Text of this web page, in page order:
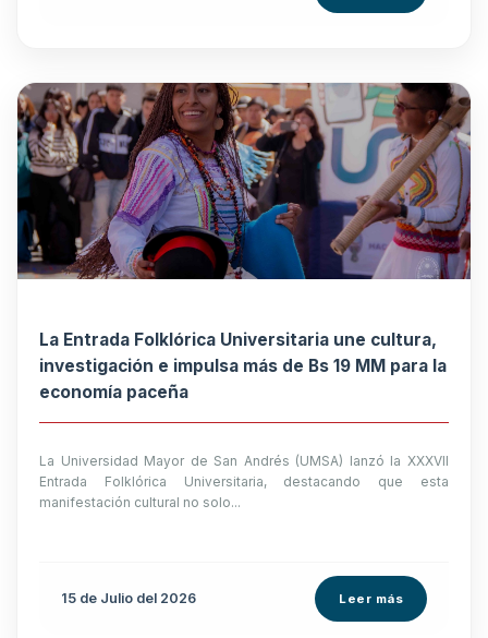
La Entrada Folklórica Universitaria une cultura,
investigación e impulsa más de Bs 19 MM para la
economía paceña
La Universidad Mayor de San Andrés (UMSA) lanzó la XXXVII
Entrada Folklórica Universitaria, destacando que esta
manifestación cultural no solo...
15 de Julio del 2026 Leer más